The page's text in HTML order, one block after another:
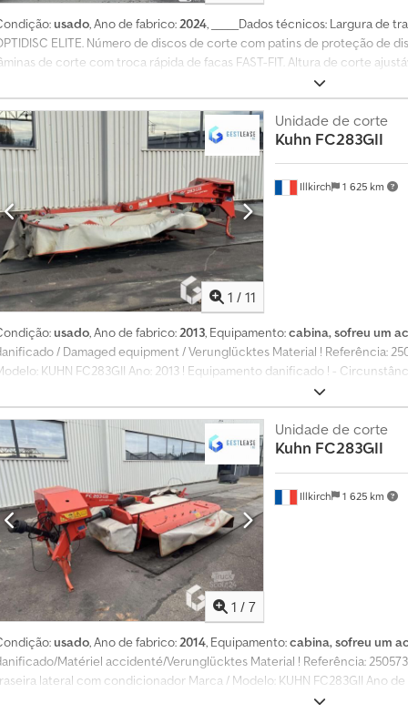
usado, Ano de fabrico:2024, _____Dados técnicos: Largura de
ELITE. Número de discos de corte com patins de proteção de
de corte com troca rápida de facas FAST-FIT. Altura de corte
contra sobrecarga do eixo do disco: PROTECTADRIVE.
Ajuste do alívio: alívio hidropneumático LIFT-CONTROL. Proteção
para atravessar o andain: através do cilindro de elevação
de formação de andain: externo. Montagem: engate de três pontos
posições – deslocamento de 190 mm. Conversão para posição de
com travamento automático. Rotação da tomada de força:
embreagem de fricção no eixo intermediário. Roda livre: de
Potência requerida na TDF: 36 kW / 49 cv. Conexões hidráulicas
efeito (*apenas para ajuste da pressão de contato ao solo).
traseira da máquina. Peso: 950 kg. Localização em estoque: nulo.
1 / 11
Illkirch 1 625 km
Unidade de corte
Kuhn FC283GII
usado, Ano de fabrico:2013, Equipamento:cabina, sofreu um
/ Damaged equipment / Verunglücktes Material ! Referência:
KUHN FC283GII Ano: 2013 ! Equipamento danificado ! -
danificado vendido no estado, venda apenas para
têm qualquer tipo de garantia, retoma, troca, reembolso ou
Entrega disponível com custo adicional ao preço de venda.
disponíveis no nosso site! Agende uma visita para que possamos
especializada na compra e venda, dispõe de um parque de
Possuímos mais de 350 máquinas incluindo equipamentos de
pesados, ligeiros de passageiros e comerciais, com stock
lo nas nossas instalações na 17 Route d’Eschau, 67400 ILLKIRCH-
de trabalho: 3 m Prazo de entrega (em dias): 1
1 / 7
Illkirch 1 625 km
Unidade de corte
Kuhn FC283GII
usado, Ano de fabrico: 2014, Equipamento:cabina, sofreu um
Matériel accidenté/Verunglücktes Material ! Referência: 250573
lateral com condicionador Marca / Modelo: KUHN FC283GII Ano
! - Circunstâncias do sinistro: Colisão com objeto fixo